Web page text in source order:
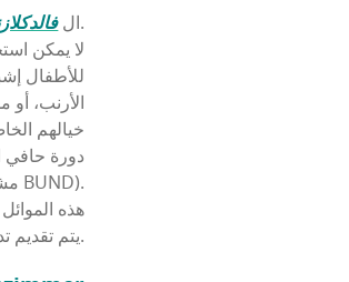
ال(فصل الغابات) يُستخدم كنقطة اتصال لفعاليات تعليم الغابات منذ عام 1996.
لا يمكن
للأطفال
الأرنب،
خيالهم
دورة حافي
ومرج البساتين والجدار الحجري الجاف أو الحديقة (مشروع تعاون مع BUND).
هذه
يتم تقديم تدابير لحماية الأنواع التطبيقية.